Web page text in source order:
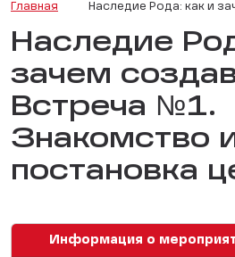
Главная Наследие Рода: как и
Наследие
зачем
Встреча №1.
Знакомство
постановка
Информация о